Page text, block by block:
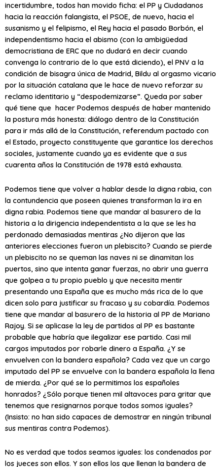
incertidumbre, todos han movido ficha: el PP y Ciudadanos
hacia la reacción falangista, el PSOE, de nuevo, hacia el
susanismo y el felipismo, el Rey hacia el pasado Borbón, el
independentismo hacia el abismo (con la ambigüedad
democristiana de ERC que no dudará en decir cuando
convenga lo contrario de lo que está diciendo), el PNV a la
condición de bisagra única de Madrid, Bildu al orgasmo vicario
por la situación catalana que le hace de nuevo reforzar su
reclamo identitario y “despodemizarse”. Queda por saber
qué tiene que hacer Podemos después de haber mantenido
la postura más honesta: diálogo dentro de la Constitución
para ir más allá de la Constitución, referendum pactado con
el Estado, proyecto constituyente que garantice los derechos
sociales, justamente cuando ya es evidente que a sus
cuarenta años la Constitución de 1978 está exhausta.
Podemos tiene que volver a hablar desde la digna rabia, con
la contundencia que poseen quienes transforman la ira en
digna rabia. Podemos tiene que mandar al basurero de la
historia a la dirigencia independentista a la que se les ha
perdonado demasiadas mentiras ¿No dijeron que las
anteriores elecciones fueron un plebiscito? Cuando se pierde
un plebiscito no se queman las naves ni se dinamitan los
puertos, sino que intenta ganar fuerzas, no abrir una guerra
que golpea a tu propio pueblo y que necesita mentir
presentando una España que es mucho más rica de lo que
dicen solo para justificar su fracaso y su cobardía. Podemos
tiene que mandar al basurero de la historia al PP de Mariano
Rajoy. Si se aplicase la ley de partidos al PP es bastante
probable que habría que ilegalizar ese partido. Casi mil
cargos imputados por robarle dinero a España. ¿Y se
envuelven con la bandera española? Cada vez que un cargo
imputado del PP se envuelve con la bandera española la llena
de mierda. ¿Por qué se lo permitimos los españoles
honrados? ¿Sólo porque tienen mil altavoces para gritar que
tenemos que resignarnos porque todos somos iguales?
(Insisto: no han sido capaces de demostrar en ningún tribunal
sus mentiras contra Podemos).
No es verdad que todos seamos iguales: los condenados por
los jueces son ellos. Y son ellos los que llenan la bandera de